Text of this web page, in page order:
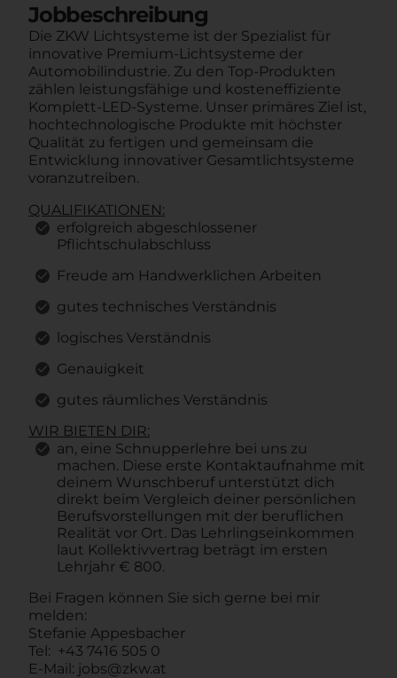
Jobbeschreibung
Die ZKW Lichtsysteme ist der Spezialist für
innovative Premium-Lichtsysteme der
Automobilindustrie. Zu den Top-Produkten
zählen leistungsfähige und kosteneffiziente
Komplett-LED-Systeme. Unser primäres Ziel ist,
hochtechnologische Produkte mit höchster
Qualität zu fertigen und gemeinsam die
Entwicklung innovativer Gesamtlichtsysteme
voranzutreiben.
QUALIFIKATIONEN:
erfolgreich abgeschlossener
Pflichtschulabschluss
Freude am Handwerklichen Arbeiten
gutes technisches Verständnis
logisches Verständnis
Genauigkeit
gutes räumliches Verständnis
WIR BIETEN DIR:
an, eine Schnupperlehre bei uns zu
machen. Diese erste Kontaktaufnahme mit
deinem Wunschberuf unterstützt dich
direkt beim Vergleich deiner persönlichen
Berufsvorstellungen mit der beruflichen
Realität vor Ort. Das Lehrlingseinkommen
laut Kollektivvertrag beträgt im ersten
Lehrjahr € 800.
Bei Fragen können Sie sich gerne bei mir
melden:
Stefanie Appesbacher
Tel: +43 7416 505 0
E-Mail: jobs@zkw.at